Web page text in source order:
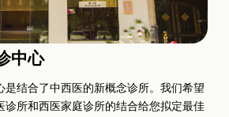
中心
是结合了中西医的新概念诊所。我们希望
诊所和西医家庭诊所的结合给您拟定最佳